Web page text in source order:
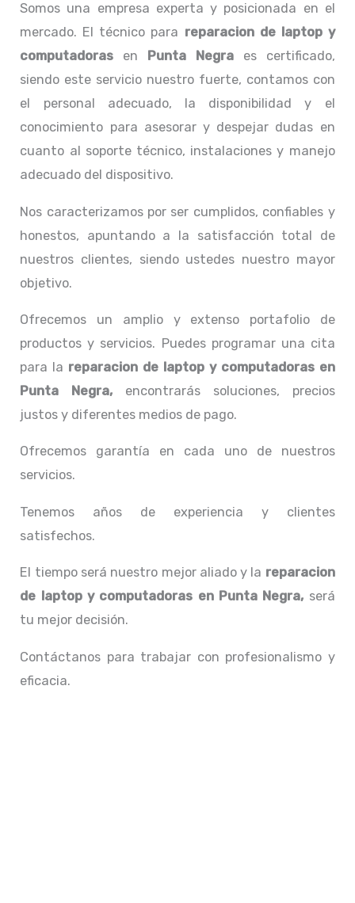
Somos una empresa experta y posicionada en el
mercado. El técnico para reparacion de laptop y
computadoras en Punta Negraes certificado,
siendo este servicio nuestro fuerte, contamos con
el personal adecuado, la disponibilidad y el
conocimiento para asesorar y despejar dudas en
cuanto al soporte técnico, instalaciones y manejo
adecuado del dispositivo.
Nos caracterizamos por ser cumplidos, confiables y
honestos, apuntando a la satisfacción total de
nuestros clientes, siendo ustedes nuestro mayor
objetivo.
Ofrecemos un amplio y extenso portafolio de
productos y servicios. Puedes programar una cita
para la reparacion de laptop y computadoras en
Punta Negra, encontrarás soluciones, precios
justos y diferentes medios de pago.
Ofrecemos garantía en cada uno de nuestros
servicios.
Tenemos años de experiencia y clientes
satisfechos.
El tiempo será nuestro mejor aliado y la reparacion
de laptop y computadoras en Punta Negra, será
tu mejor decisión.
Contáctanos para trabajar con profesionalismo y
eficacia.